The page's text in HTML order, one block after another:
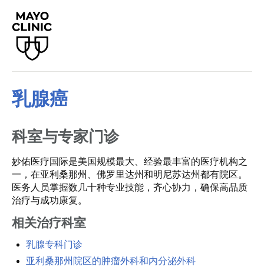
乳腺癌
科室与专家门诊
妙佑医疗国际是美国规模最大、经验最丰富的医疗机构之
一，在亚利桑那州、佛罗里达州和明尼苏达州都有院区。
医务人员掌握数几十种专业技能，齐心协力，确保高品质
治疗与成功康复。
相关治疗科室
乳腺专科门诊
亚利桑那州院区的肿瘤外科和内分泌外科